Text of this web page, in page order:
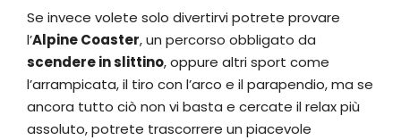
Se invece volete solo divertirvi potrete provare
l’Alpine Coaster, un percorso obbligato da
scendere in slittino, oppure altri sport come
l’arrampicata, il tiro con l’arco e il parapendio, ma se
ancora tutto ciò non vi basta e cercate il relax più
assoluto, potrete trascorrere un piacevole